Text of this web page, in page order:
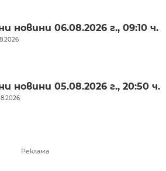
новини 06.08.2026 г., 09:10 ч.
новини 05.08.2026 г., 20:50 ч.
Реклама